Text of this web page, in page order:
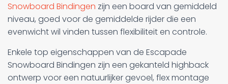
Snowboard Bindingen zijn een board van gemiddeld
niveau, goed voor de gemiddelde rijder die een
evenwicht wil vinden tussen flexibiliteit en controle.
Enkele top eigenschappen van de Escapade
Snowboard Bindingen zijn een gekanteld highback
ontwerp voor een natuurlijker gevoel, flex montage